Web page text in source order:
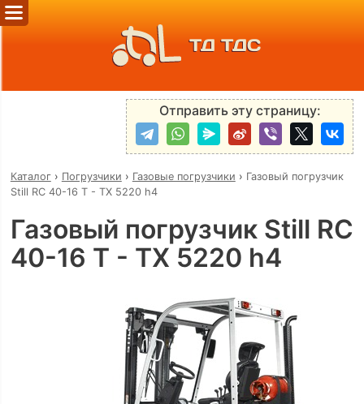
ТД ТДС
Отправить эту страницу:
Каталог› Погрузчики › Газовые погрузчики › Газовый погрузчик
Still RC 40-16 T - TX 5220 h4
Газовый погрузчик Still RC
40-16 T - TX 5220 h4